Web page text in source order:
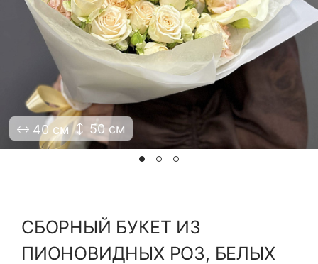
40 см 50 см
СБОРНЫЙ БУКЕТ ИЗ
ПИОНОВИДНЫХ РОЗ, БЕЛЫХ
Я принимаю Политику конфиденциальности и
Правила использования сайта ФЛАВЭЛЬ. Мы не
продаем ваши данные и храним их в безопасности